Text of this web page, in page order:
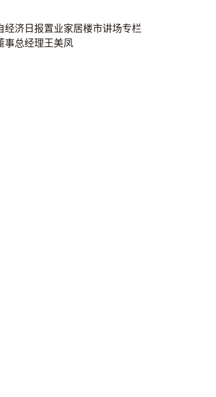
经济日报置业家居楼市讲场专栏
事总经理王美凤